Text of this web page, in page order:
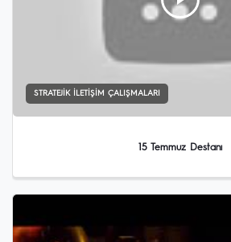
STRATEJIK İLETIŞIM ÇALIŞMALARI
15 Temmuz Destanı